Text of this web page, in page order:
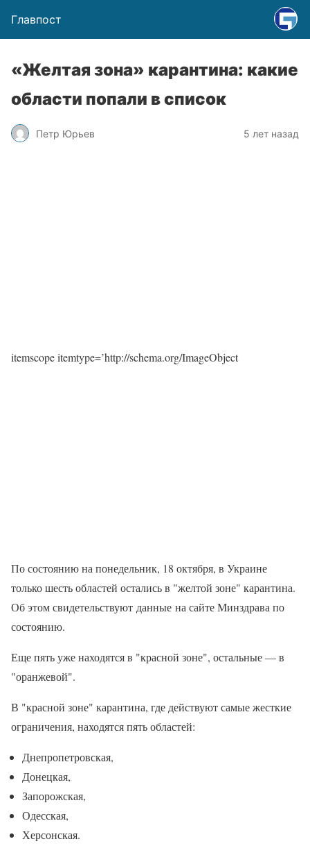
Главпост
«Желтая зона» карантина: какие
области попали в список
Петр Юрьев 5 лет назад
itemscope itemtype=’http://schema.org/ImageObject
По состоянию на понедельник, 18 октября, в Украине
только шесть областей остались в "желтой зоне" карантина.
Об этом свидетельствуют данные на сайте Минздрава по
состоянию.
Еще пять уже находятся в "красной зоне", остальные — в
"оранжевой".
В "красной зоне" карантина, где действуют самые жесткие
ограничения, находятся пять областей:
Днепропетровская,
Донецкая,
Запорожская,
Одесская,
Херсонская.